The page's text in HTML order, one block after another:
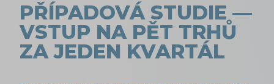
PŘÍPADOVÁ STUDIE —
VSTUP NA PĚT TRHŮ
ZA JEDEN KVARTÁL